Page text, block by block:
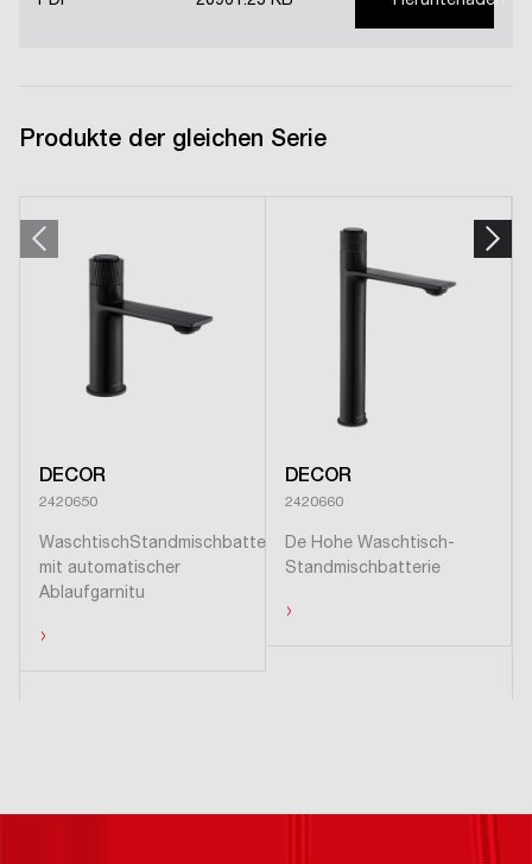
Produkte der gleichen Serie
DECOR
2420650
WaschtischStandmischbatterie
mit automatischer
Ablaufgarnitu
›
DECOR
2420660
De Hohe Waschtisch-
Standmischbatterie
›